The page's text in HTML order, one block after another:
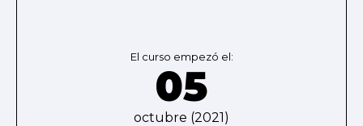
El curso empezó el:
05
octubre (2021)